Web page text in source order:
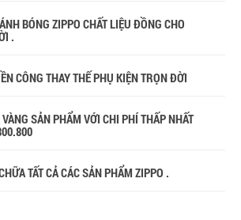
BÓNG ZIPPO CHẤT LIỆU ĐỒNG CHO
.
CÔNG THAY THẾ PHỤ KIỆN TRỌN ĐỜI
SẢN PHẨM VỚI CHI PHÍ THẤP NHẤT
TẤT CẢ CÁC SẢN PHẨM ZIPPO .